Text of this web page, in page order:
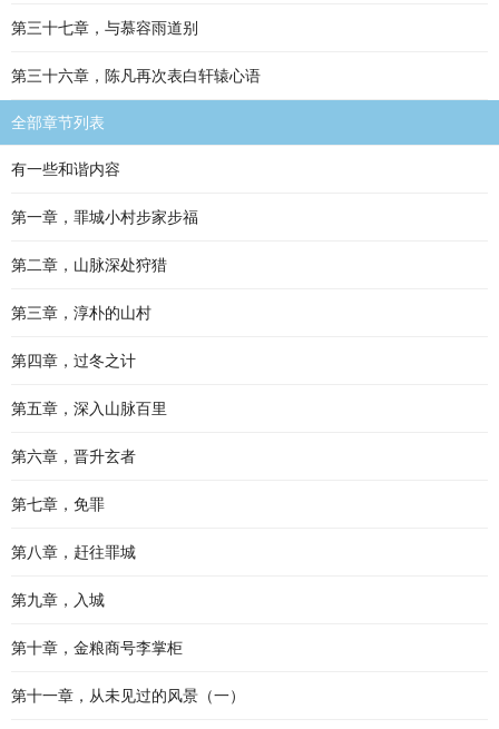
第三十七章，与慕容雨道别
第三十六章，陈凡再次表白轩辕心语
全部章节列表
有一些和谐内容
第一章，罪城小村步家步福
第二章，山脉深处狩猎
第三章，淳朴的山村
第四章，过冬之计
第五章，深入山脉百里
第六章，晋升玄者
第七章，免罪
第八章，赶往罪城
第九章，入城
第十章，金粮商号李掌柜
第十一章，从未见过的风景（一）